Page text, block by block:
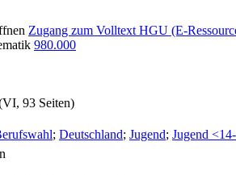
Zugang zum Volltext HGU (E-
980.000
93 Seiten)
; Deutschland; Jugend; Jugend